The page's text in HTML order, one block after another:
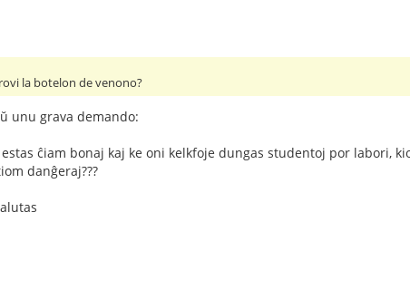
la botelon de venono?
unu grava demando:
ĉiam bonaj kaj ke oni kelkfoje dungas studentoj por labori,
danĝeraj???